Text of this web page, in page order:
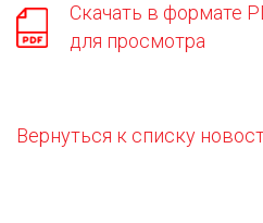
Скачать в формате
для просмотра
Вернуться к списку